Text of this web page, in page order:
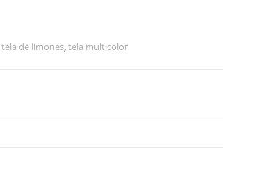
tela de limones,tela multicolor